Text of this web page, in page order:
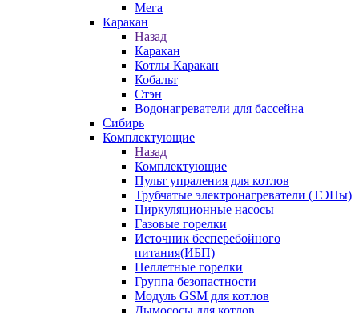
Мега
Каракан
Назад
Каракан
Котлы Каракан
Кобальт
Стэн
Водонагреватели для бассейна
Сибирь
Комплектующие
Назад
Комплектующие
Пульт упраления для котлов
Трубчатые электронагреватели (ТЭНы)
Циркуляционные насосы
Газовые горелки
Источник бесперебойного
питания(ИБП)
Пеллетные горелки
Группа безопастности
Модуль GSM для котлов
Дымососы для котлов